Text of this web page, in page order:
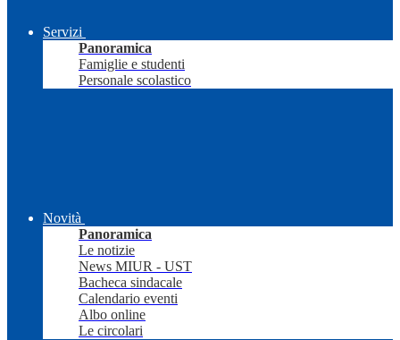
Servizi
Panoramica
Famiglie e studenti
Personale scolastico
Novità
Panoramica
Le notizie
News MIUR - UST
Bacheca sindacale
Calendario eventi
Albo online
Le circolari